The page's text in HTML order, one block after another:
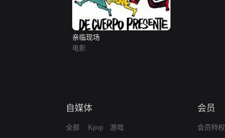
亲临现场
电影
自媒体
全部 Kpop 游戏
会员
会员特权